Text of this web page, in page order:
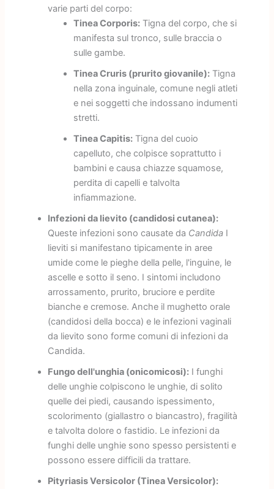
varie parti del corpo:
Tinea Corporis:Tigna del corpo, che si
manifesta sul tronco, sulle braccia o
sulle gambe.
Tinea Cruris (prurito giovanile):Tigna
nella zona inguinale, comune negli atleti
e nei soggetti che indossano indumenti
stretti.
Tinea Capitis:Tigna del cuoio
capelluto, che colpisce soprattutto i
bambini e causa chiazze squamose,
perdita di capelli e talvolta
infiammazione.
Infezioni da lievito (candidosi cutanea):
Queste infezioni sono causate da CandidaI
lieviti si manifestano tipicamente in aree
umide come le pieghe della pelle, l'inguine, le
ascelle e sotto il seno. I sintomi includono
arrossamento, prurito, bruciore e perdite
bianche e cremose. Anche il mughetto orale
(candidosi della bocca) e le infezioni vaginali
da lievito sono forme comuni di infezioni da
Candida.
Fungo dell'unghia (onicomicosi):I funghi
delle unghie colpiscono le unghie, di solito
quelle dei piedi, causando ispessimento,
scolorimento (giallastro o biancastro), fragilità
e talvolta dolore o fastidio. Le infezioni da
funghi delle unghie sono spesso persistenti e
possono essere difficili da trattare.
Pityriasis Versicolor (Tinea Versicolor):